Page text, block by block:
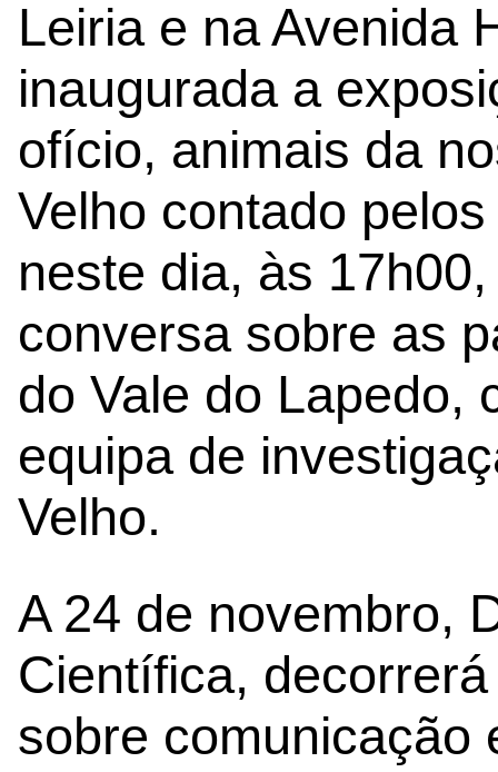
Leiria e na Avenida
inaugurada a
ofício, animais da
Velho contado
neste dia, às
conversa sobre as
do Vale do Lapedo,
equipa de
Velho.
A 24 de novembro,
Científica,
sobre comunicação